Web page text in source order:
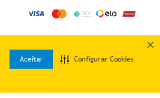
Aceitar Configurar Cookies
Alegre - Embu das Artes/SP - CEP: 06807-